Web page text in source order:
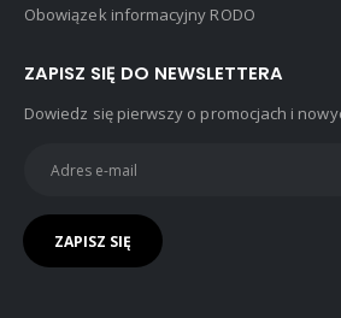
Obowiązek informacyjny RODO
ZAPISZ SIĘ DO NEWSLETTERA
Dowiedz się pierwszy o promocjach i